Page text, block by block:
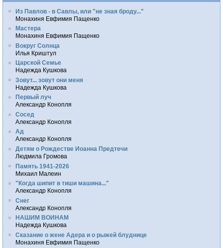
Из Павлов - в Савлы, или "не зная броду..."
Монахиня Евфимия Пащенко
Мастера
Монахиня Евфимия Пащенко
Вокруг Солнца
Илья Криштул
Царской Семье
Надежда Кушкова
Зовут... зовут они меня
Надежда Кушкова
Первый луч
Александр Конопля
Сосед
Александр Конопля
Ад
Александр Конопля
Детям о Рождестве Иоанна Предтечи
Людмила Громова
Память 1941-2026
Михаил Малеин
"Когда шипит в тиши машина..."
Александр Конопля
Снег
Александр Конопля
НАШИМ ВОИНАМ
Надежда Кушкова
Сказание о жене Адера и о рыжей блуднице
Монахиня Евфимия Пащенко